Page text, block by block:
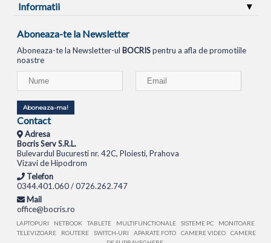
Informatii
Aboneaza-te la Newsletter
Aboneaza-te la Newsletter-ul BOCRISpentru a afla de promotiile
noastre
Aboneaza-ma!
Contact
Adresa
Bocris Serv S.R.L.
Bulevardul Bucuresti nr. 42C, Ploiesti, Prahova
Vizavi de Hipodrom
Telefon
0344.401.060 / 0726.262.747
Mail
office@bocris.ro
LAPTOPURI NETBOOK TABLETE MULTIFUNCTIONALE SISTEME PC
MONITOARE
TELEVIZOARE
ROUTERE SWITCH-URI APARATE FOTO CAMERE VIDEO
CAMERE